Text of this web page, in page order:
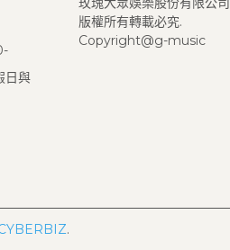
日與
版權所有轉載必究.
Copyright@g-music
.